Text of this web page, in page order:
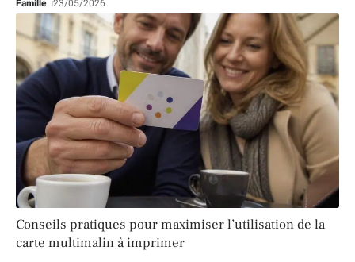
Famille 23/05/2026
Conseils pratiques pour maximiser l’utilisation de la
carte multimalin à imprimer